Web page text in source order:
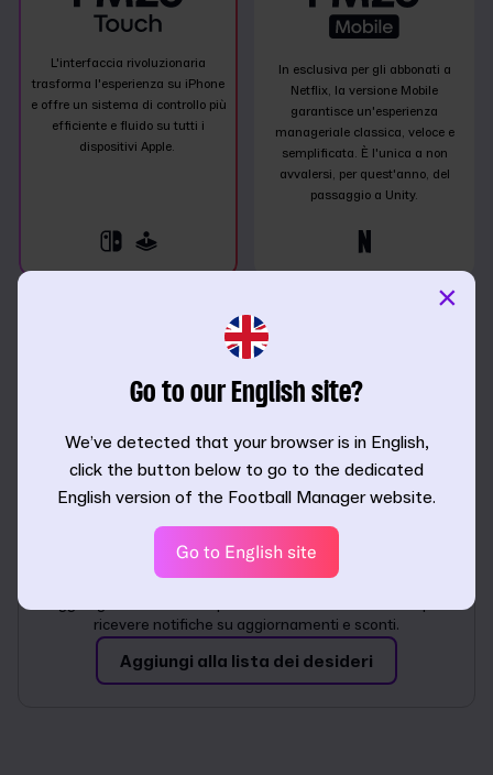
L'interfaccia rivoluzionaria
trasforma l'esperienza su iPhone
e offre un sistema di controllo più
efficiente e fluido su tutti i
dispositivi Apple.
In esclusiva per gli abbonati a
Netflix, la versione Mobile
garantisce un'esperienza
manageriale classica, veloce e
semplificata. È l'unica a non
avvalersi, per quest'anno, del
passaggio a Unity.
Seleziona la tua piattaforma
Non hai ancora deciso?
ricevere notifiche su aggiornamenti e sconti.
Aggiungi alla lista dei desideri
Go to our English site?
We’ve detected that your browser is in English,
click the button below to go to the dedicated
English version of the Football Manager website.
Go to English site
×